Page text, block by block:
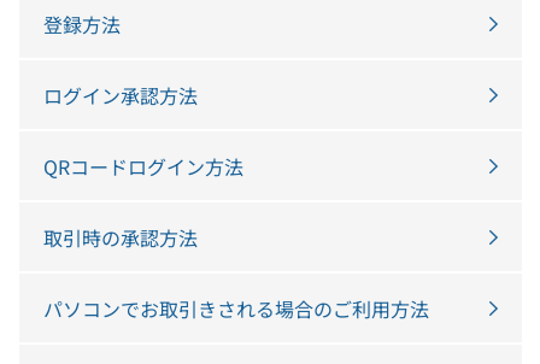
登録方法
ログイン承認方法
QRコードログイン方法
取引時の承認方法
パソコンでお取引きされる場合のご利用方法